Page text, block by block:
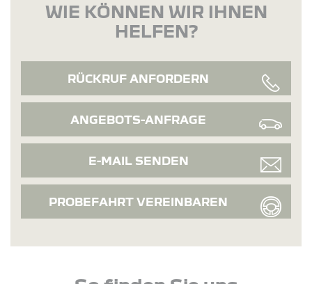
WIE KÖNNEN WIR IHNEN
HELFEN?
RÜCKRUF ANFORDERN
ANGEBOTS-ANFRAGE
E-MAIL SENDEN
PROBEFAHRT VEREINBAREN